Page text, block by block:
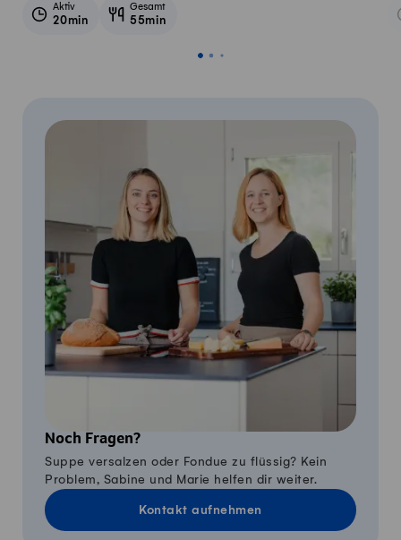
Aktiv
20min
Gesamt
55min
Noch Fragen?
Suppe versalzen oder Fondue zu flüssig? Kein
Problem, Sabine und Marie helfen dir weiter.
Kontakt aufnehmen